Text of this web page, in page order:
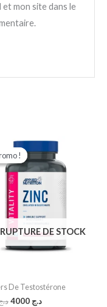
et mon site dans le
!
DE STOCK
!
De Testostérone
Le
prix
initial
était :
د.ج 4300.
د.ج
Le
prix
actuel
est :